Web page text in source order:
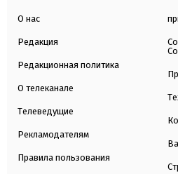
О нас
Редакция
Редакционная политика
О телеканале
Телеведущие
Рекламодателям
Правила пользования